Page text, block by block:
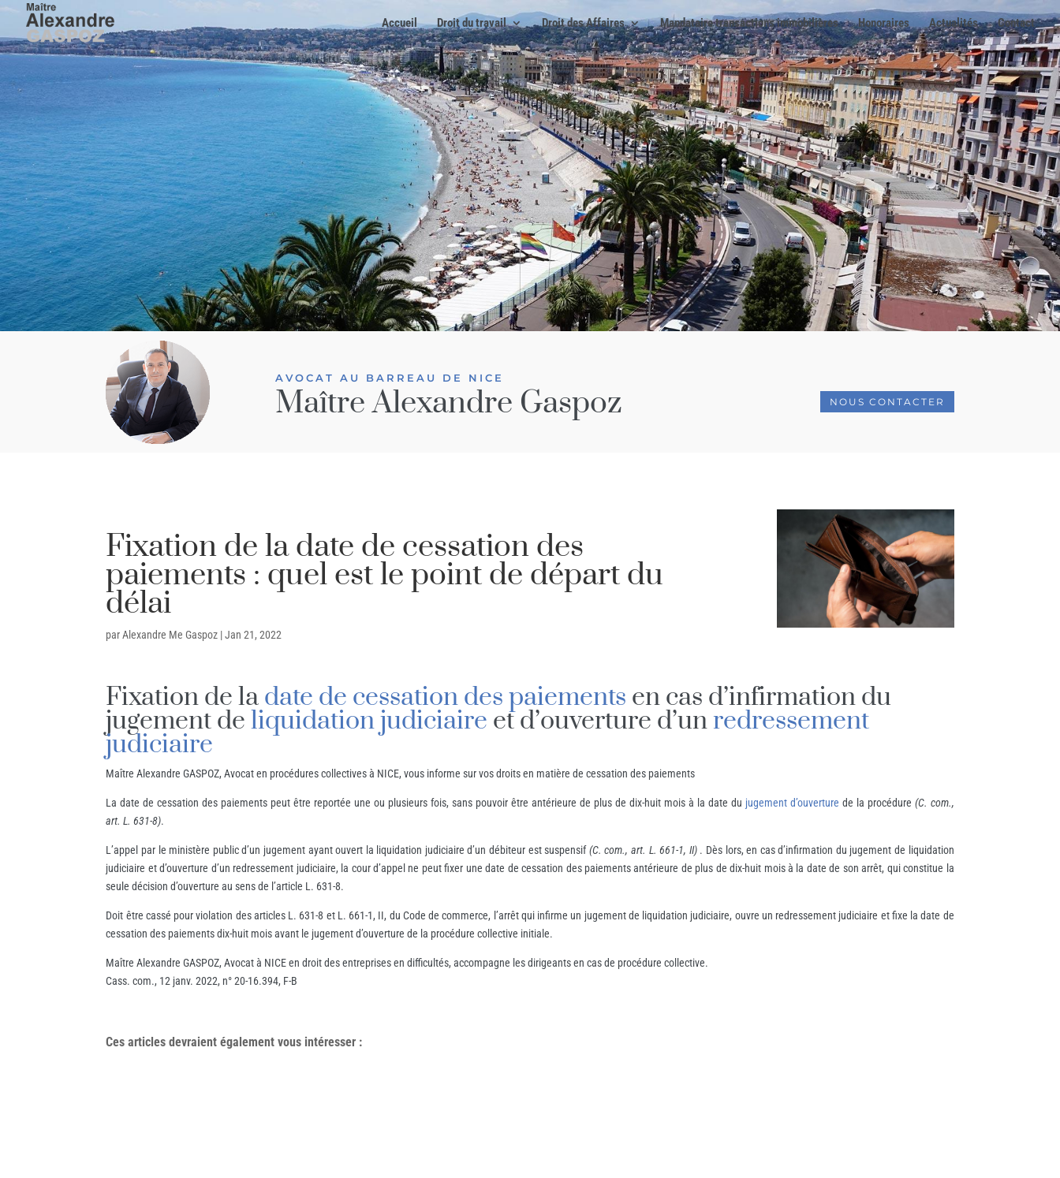
Accueil Droit du travail Droit des Affaires Mandataire transactions immobilières Honoraires Actualités Contact
AVOCAT AU BARREAU DE NICE
Maître Alexandre Gaspoz NOUS CONTACTER
Fixation de la date de cessation des
paiements : quel est le point de départ du
délai
parAlexandre Me Gaspoz |Jan 21, 2022
Fixation de ladate de cessation des paiements en cas d’infirmation du
jugement deliquidation judiciaire et d’ouverture d’unredressement
judiciaire
Maître Alexandre GASPOZ, Avocat en procédures collectives à NICE, vous informe sur vos droits en matière de cessation des paiements
La date de cessation des paiements peut être reportée une ou plusieurs fois, sans pouvoir être antérieure de plus de dix-huit mois à la date du jugement d’ouverture de la procédure (C. com.,
art. L. 631-8).
L’appel par le ministère public d’un jugement ayant ouvert la liquidation judiciaire d’un débiteur est suspensif(C. com., art. L. 661-1, II) . Dès lors, en cas d’infirmation du jugement de liquidation
judiciaire et d’ouverture d’un redressement judiciaire, la cour d’appel ne peut fixer une date de cessation des paiements antérieure de plus de dix-huit mois à la date de son arrêt, qui constitue la
seule décision d’ouverture au sens de l’article L. 631-8.
Doit être cassé pour violation des articles L. 631-8 et L. 661-1, II, du Code de commerce, l’arrêt qui infirme un jugement de liquidation judiciaire, ouvre un redressement judiciaire et fixe la date de
cessation des paiements dix-huit mois avant le jugement d’ouverture de la procédure collective initiale.
Maître Alexandre GASPOZ, Avocat à NICE en droit des entreprises en difficultés, accompagne les dirigeants en cas de procédure collective.
Cass. com., 12 janv. 2022, n° 20-16.394, F-B
Ces articles devraient également vous intéresser :